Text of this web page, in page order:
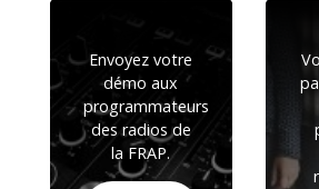
Envoyez votre
démo aux
programmateurs
des radios de
la FRAP.